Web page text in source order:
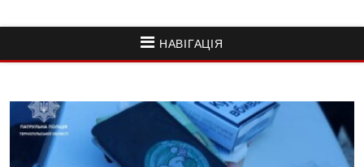
НАВІГАЦІЯ